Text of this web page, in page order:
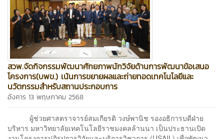
สวพ.จัดกิจกรรมพัฒนาศักยภาพนักวิจัยด้านการพัฒนาข้อเสนอ
โครงการ(บพข.) เน้นการขยายผลและถ่ายทอดเทคโนโลยีและ
นวัตกรรมสำหรับสถานประกอบการ
อังคาร 13 พฤษภาคม 2568
ผู้ช่วยศาสตราจารย์สมเกียรติ วงษ์พานิช รองอธิการบดีฝ่าย
บริหาร มหาวิทยาลัยเทคโนโลยีราชมงคลล้านนา เป็นประธานเปิด